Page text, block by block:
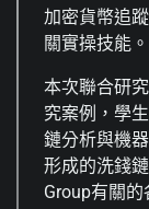
加密貨幣追
關實操技能。
本次聯合研
究案例，學
鏈分析與機
形成的洗錢
Group有關的